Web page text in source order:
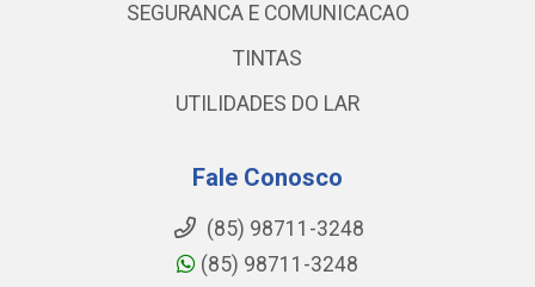
SEGURANCA E COMUNICACAO
TINTAS
UTILIDADES DO LAR
Fale Conosco
(85) 98711-3248
(85) 98711-3248